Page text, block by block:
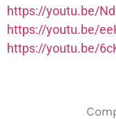
https://youtu.be/
https://youtu.be/
https://youtu.be/